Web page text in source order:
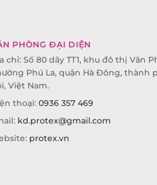
PHÒNG ĐẠI DIỆN
chỉ: Số 80 dãy TT1, khu đô thị Văn
Phú La, quận Hà Đông, thành
Việt Nam.
thoại:0936 357 469
kd.protex@gmail.com
protex.vn